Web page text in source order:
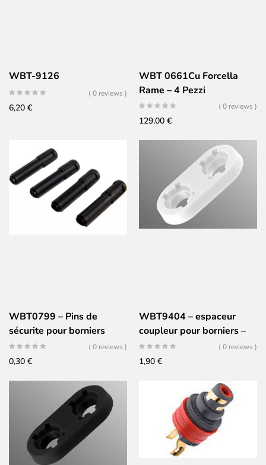
WBT-9126
( 0 reviews )
6,20 €
WBT 0661Cu Forcella
Rame – 4 Pezzi
( 0 reviews )
129,00 €
WBT0799 – Pins de
sécurite pour borniers
banane Noir (Set x4)( 0 reviews )
0,30 €
WBT9404 – espaceur
coupleur pour borniers –
jeu de 2 – BLANC
( 0 reviews )
1,90 €